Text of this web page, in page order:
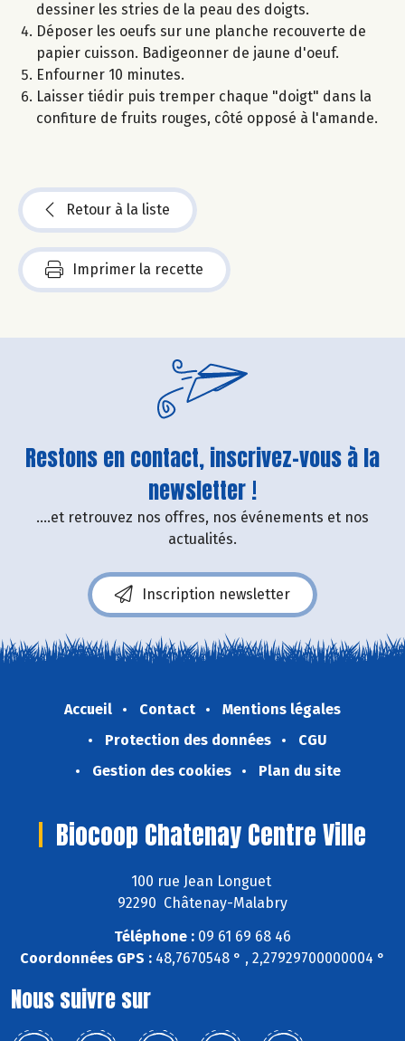
dessiner les stries de la peau des doigts.
Déposer les oeufs sur une planche recouverte de
papier cuisson. Badigeonner de jaune d'oeuf.
Enfourner 10 minutes.
Laisser tiédir puis tremper chaque "doigt" dans la
confiture de fruits rouges, côté opposé à l'amande.
Retour à la liste
Imprimer la recette
Restons en contact, inscrivez-vous à la
newsletter !
....et retrouvez nos offres, nos événements et nos
actualités.
Inscription newsletter
Accueil Contact
Mentions légales
Protection des données
CGU
Gestion des cookies
Plan du site
Biocoop Chatenay Centre Ville
100 rue Jean Longuet
92290 Châtenay-Malabry
Téléphone : 09 61 69 68 46
Coordonnées GPS : 48,7670548 ° , 2,27929700000004 °
Nous suivre sur